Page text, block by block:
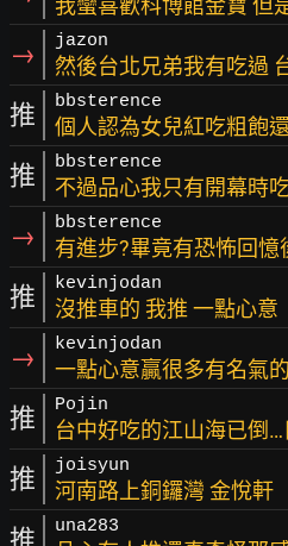
我蠻喜歡科博館金寶 但
→ jazon
然後台北兄弟我有吃過
推 bbsterence
個人認為女兒紅吃粗飽
推 bbsterence
不過品心我只有開幕時
→ bbsterence
有進步?畢竟有恐怖回憶
推 kevinjodan
沒推車的 我推 一點心意
→ kevinjodan
一點心意贏很多有名氣
推 Pojin
台中好吃的江山海已倒
推 joisyun
河南路上銅鑼灣 金悅軒
推 una283